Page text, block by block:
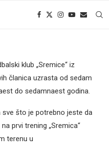
klub „Sremice“ iz
članica uzrasta od sedam
do sedamnaest godina.
sve što je potrebno jeste da
prvi trening „Sremica“
terenu u